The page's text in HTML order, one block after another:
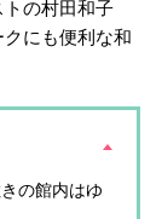
の村田和子
にも便利な和
の館内はゆ